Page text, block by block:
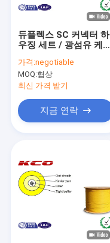
듀플렉스 SC 커넥터 하
우징 세트 / 광섬유 케이
징
가격:negotiable
MOQ:협상
최신 가격 받기
지금 연락